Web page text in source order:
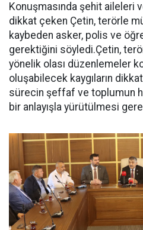
Konuşmasında şehit aileleri
dikkat çeken Çetin, terörle
kaybeden asker, polis ve
gerektiğini söyledi.Çetin,
yönelik olası düzenlemeler
oluşabilecek kaygıların
sürecin şeffaf ve toplumun
bir anlayışla yürütülmesi